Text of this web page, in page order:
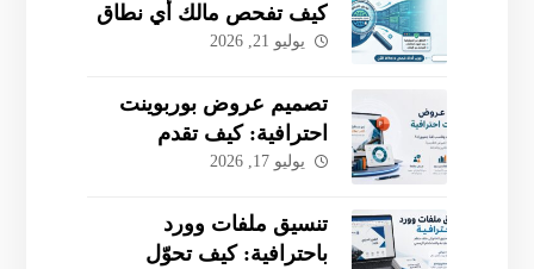
كيف تفحص مالك أي نطاق
وتتحقق من تاريخه
يوليو 21, 2026
تصميم عروض بوربوينت
احترافية: كيف تقدم
مشروعك وتكسب ثقة
يوليو 17, 2026
تنسيق ملفات وورد
باحترافية: كيف تحوّل